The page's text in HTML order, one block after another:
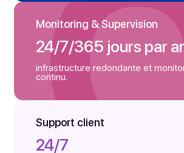
Garanties & Reprise de
SLA, PQS, GTR,
répondant aux applications les
Monitoring & Supervision